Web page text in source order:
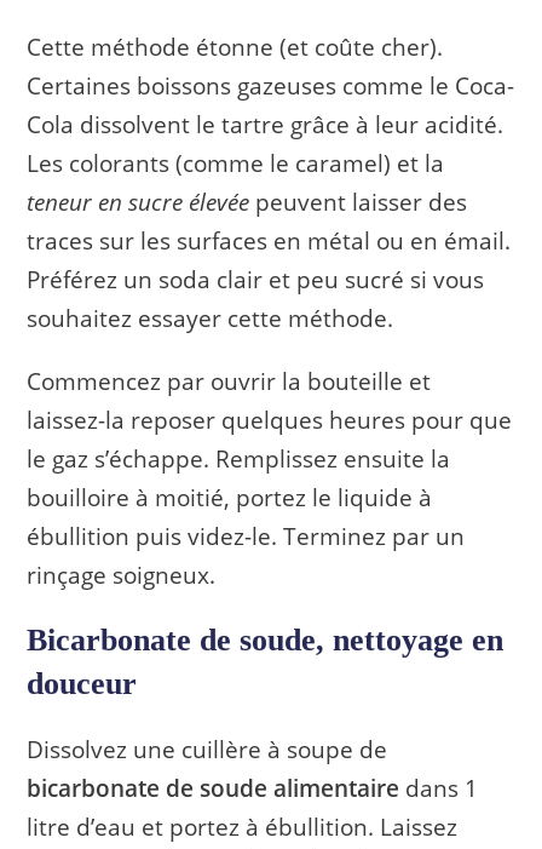
Cette méthode étonne (et coûte cher).
Certaines boissons gazeuses comme le Coca-
Cola dissolvent le tartre grâce à leur acidité.
Les colorants (comme le caramel) et la
teneur en sucre élevée peuvent laisser des
traces sur les surfaces en métal ou en émail.
Préférez un soda clair et peu sucré si vous
souhaitez essayer cette méthode.
Commencez par ouvrir la bouteille et
laissez-la reposer quelques heures pour que
le gaz s’échappe. Remplissez ensuite la
bouilloire à moitié, portez le liquide à
ébullition puis videz-le. Terminez par un
rinçage soigneux.
Bicarbonate de soude, nettoyage en
douceur
Dissolvez une cuillère à soupe de
bicarbonate de soude alimentaire dans 1
litre d’eau et portez à ébullition. Laissez